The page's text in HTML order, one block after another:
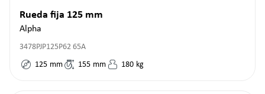
Rueda fija 125 mm
Alpha
3478PJP125P62 65A
125 mm 155 mm 180 kg